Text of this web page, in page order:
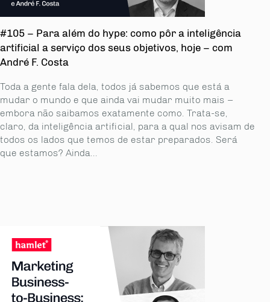
#105 – Para além do hype: como pôr a inteligência
artificial a serviço dos seus objetivos, hoje – com
André F. Costa
Toda a gente fala dela, todos já sabemos que está a
mudar o mundo e que ainda vai mu­dar muito mais –
embora não saibamos exatamente como. Trata-se,
claro, da inteligên­cia artificial, para a qual nos avisam de
todos os lados que temos de estar preparados. Será
que estamos? Ainda...